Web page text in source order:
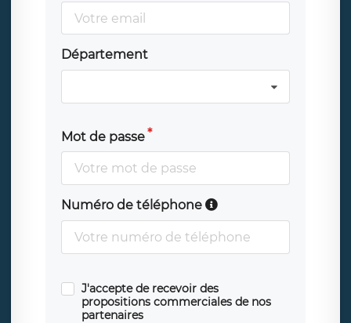
Département
Mot de passe
Numéro de téléphone
J'accepte de recevoir des
propositions commerciales de nos
partenaires